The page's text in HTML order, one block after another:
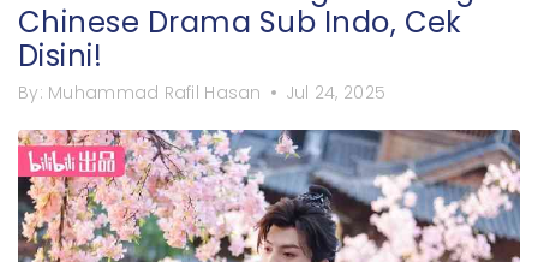
Chinese Drama Sub Indo, Cek
Disini!
By: Muhammad Rafil Hasan Jul 24, 2025